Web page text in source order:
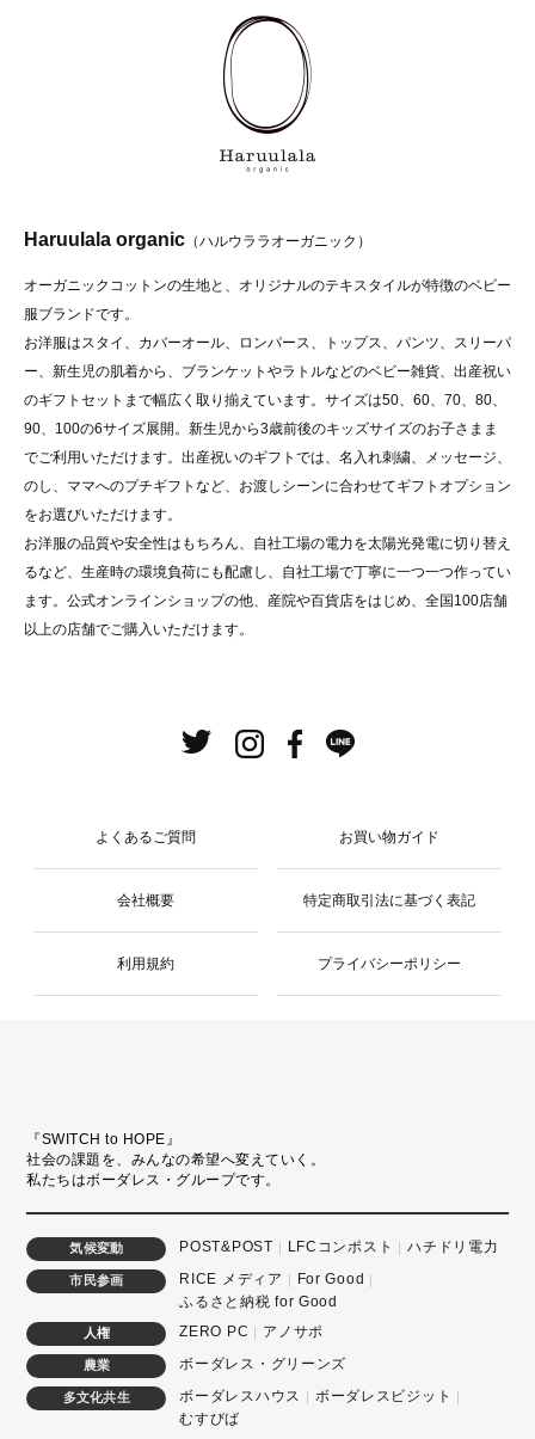
Haruulala organic （ハルウララオーガニック）
オーガニックコットンの生地と、オリジナルのテキスタイルが特徴のベビー
服ブランドです。
お洋服はスタイ、カバーオール、ロンパース、トップス、パンツ、スリーパ
ー、新生児の肌着から、ブランケットやラトルなどのベビー雑貨、出産祝い
のギフトセットまで幅広く取り揃えています。サイズは50、60、70、80、
90、100の6サイズ展開。新生児から3歳前後のキッズサイズのお子さまま
でご利用いただけます。出産祝いのギフトでは、名入れ刺繍、メッセージ、
のし、ママへのプチギフトなど、お渡しシーンに合わせてギフトオプション
をお選びいただけます。
お洋服の品質や安全性はもちろん、自社工場の電力を太陽光発電に切り替え
るなど、生産時の環境負荷にも配慮し、自社工場で丁寧に一つ一つ作ってい
ます。公式オンラインショップの他、産院や百貨店をはじめ、全国100店舗
以上の店舗でご購入いただけます。
よくあるご質問 お買い物ガイド
会社概要 特定商取引法に基づく表記
利用規約 プライバシーポリシー
『SWITCH to HOPE』
社会の課題を、みんなの希望へ変えていく。
私たちはボーダレス・グループです。
気候変動 POST&POST LFCコンポスト ハチドリ電力
市民参画 RICE メディア
For Good
ふるさと納税 for Good
人権 ZERO PC アノサポ
農業 ボーダレス・グリーンズ
多文化共生 ボーダレスハウス
ボーダレスビジット
むすびば